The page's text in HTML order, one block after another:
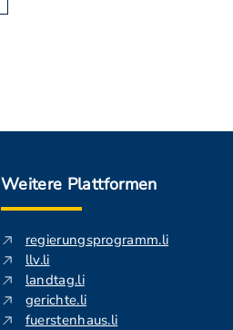
Weitere Plattformen
regierungsprogramm.li
llv.li
landtag.li
gerichte.li
fuerstenhaus.li